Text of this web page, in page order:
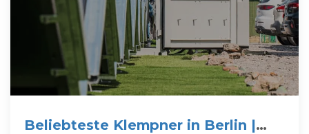
Beliebteste Klempner in Berlin |